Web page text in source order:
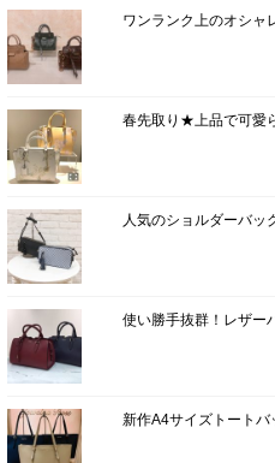
ワンランク上のオシャ
春先取り★上品で可愛
人気のショルダーバッ
使い勝手抜群！レザー
新作A4サイズトートバ